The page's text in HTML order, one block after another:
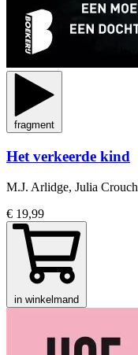
fragment
Het verkeerde kind
M.J. Arlidge, Julia Crouch
€ 19,99
in winkelmand